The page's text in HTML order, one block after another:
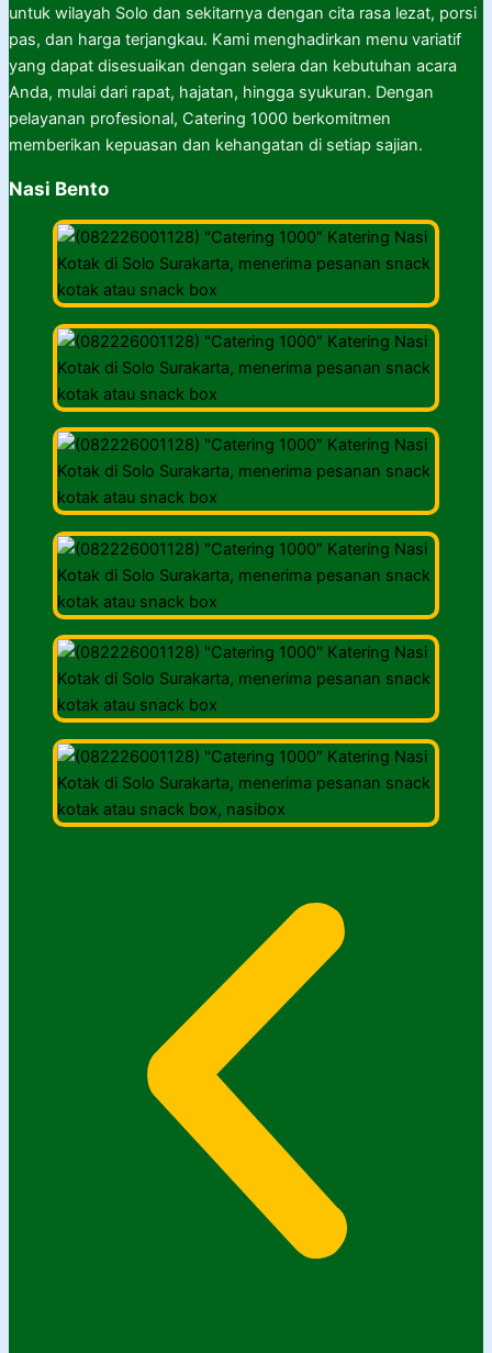
untuk wilayah Solo dan sekitarnya dengan cita rasa lezat, porsi
pas, dan harga terjangkau. Kami menghadirkan menu variatif
yang dapat disesuaikan dengan selera dan kebutuhan acara
Anda, mulai dari rapat, hajatan, hingga syukuran. Dengan
pelayanan profesional, Catering 1000 berkomitmen
memberikan kepuasan dan kehangatan di setiap sajian.
Nasi Bento